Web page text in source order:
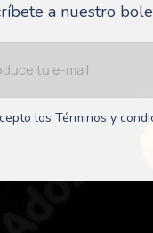
a nuestro
los Términos y